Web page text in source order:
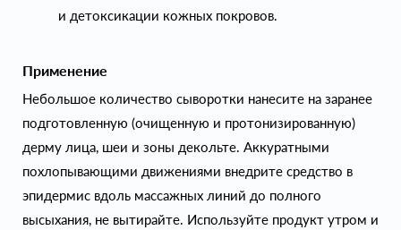
и детоксикации кожных покровов.
Применение
Небольшое количество сыворотки нанесите на заранее
подготовленную (очищенную и протонизированную)
дерму лица, шеи и зоны декольте. Аккуратными
похлопывающими движениями внедрите средство в
эпидермис вдоль массажных линий до полного
высыхания, не вытирайте. Используйте продукт утром и